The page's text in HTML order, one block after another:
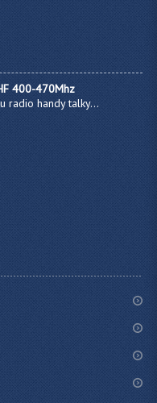
400-470Mhz
radio handy talky...